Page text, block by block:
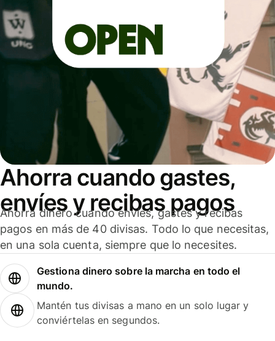
Ahorra cuando gastes,
envíes y recibas pagos
Ahorra dinero cuando envíes, gastes y recibas
pagos en más de 40 divisas. Todo lo que necesitas,
en una sola cuenta, siempre que lo necesites.
Gestiona dinero sobre la marcha en todo el
mundo.
Mantén tus divisas a mano en un solo lugar y
conviértelas en segundos.